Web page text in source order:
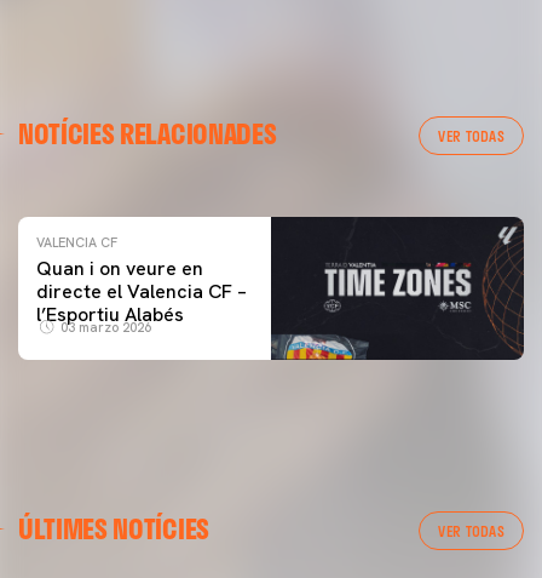
NOTÍCIES RELACIONADES VER TODAS
ENTRENAMENT DEL VALENCIA CF 04/03/26
VALENCIA CF
Quan i on veure en
directe el Valencia CF –
l’Esportiu Alabés
03 marzo 2026
ÚLTIMES NOTÍCIES VER TODAS